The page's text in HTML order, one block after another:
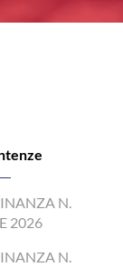
N.
2026
N.